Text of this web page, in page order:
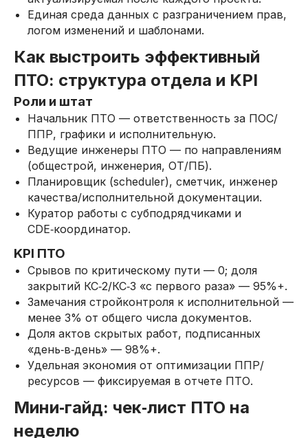
Единая среда данных с разграничением прав,
логом изменений и шаблонами.
Как выстроить эффективный
ПТО: структура отдела и KPI
Роли и штат
Начальник ПТО — ответственность за ПОС/
ППР, графики и исполнительную.
Ведущие инженеры ПТО — по направлениям
(общестрой, инженерия, ОТ/ПБ).
Планировщик (scheduler), сметчик, инженер
качества/исполнительной документации.
Куратор работы с субподрядчиками и
CDE‑координатор.
KPI ПТО
Срывов по критическому пути — 0; доля
закрытий КС‑2/КС‑3 «с первого раза» — 95%+.
Замечания стройконтроля к исполнительной —
менее 3% от общего числа документов.
Доля актов скрытых работ, подписанных
«день‑в‑день» — 98%+.
Удельная экономия от оптимизации ППР/
ресурсов — фиксируемая в отчете ПТО.
Мини‑гайд: чек‑лист ПТО на
неделю